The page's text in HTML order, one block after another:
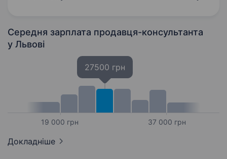
Середня зарплата продавця-консультанта
у Львові
19 000 грн
27500 грн
37 000 грн
Докладніше